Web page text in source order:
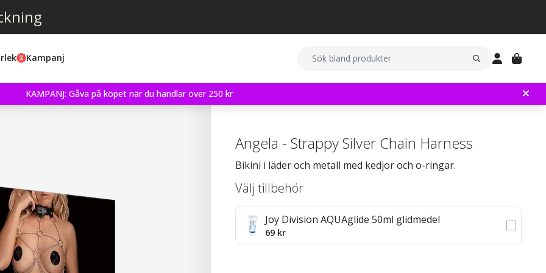
Kampanj
KAMPANJ: Gåva på köpet när du handlar över 250 kr
Angela - Strappy Silver Chain Harness
Bikini i läder och metall med kedjor och o-ringar.
Välj tillbehör
Joy Division AQUAglide 50ml glidmedel
69 kr